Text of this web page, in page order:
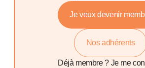
Je veux devenir
Nos adhérents
Déjà membre ? Je me